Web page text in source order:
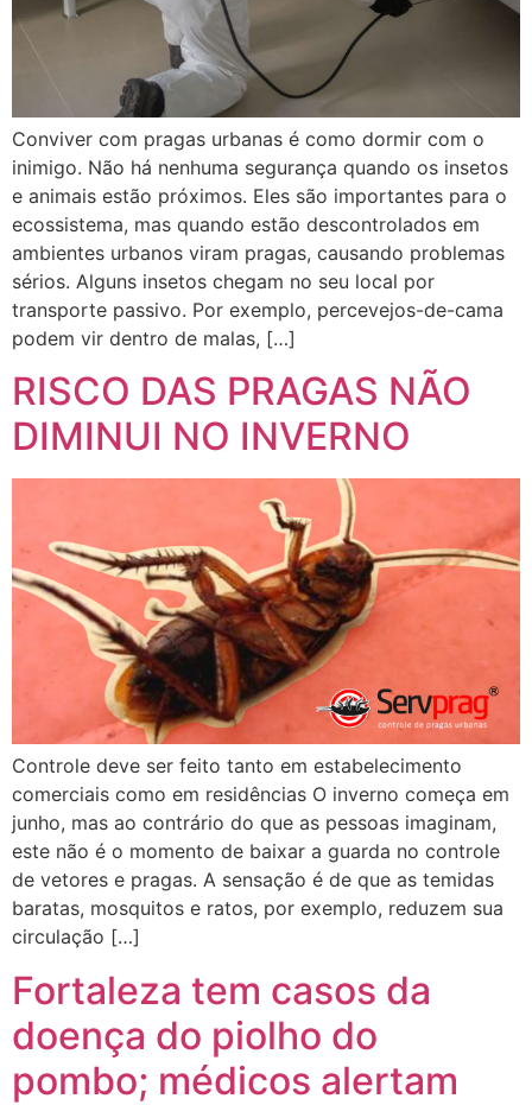
Conviver com pragas urbanas é como dormir com o
inimigo. Não há nenhuma segurança quando os insetos
e animais estão próximos. Eles são importantes para o
ecossistema, mas quando estão descontrolados em
ambientes urbanos viram pragas, causando problemas
sérios. Alguns insetos chegam no seu local por
transporte passivo. Por exemplo, percevejos-de-cama
podem vir dentro de malas, […]
RISCO DAS PRAGAS NÃO
DIMINUI NO INVERNO
Controle deve ser feito tanto em estabelecimento
comerciais como em residências O inverno começa em
junho, mas ao contrário do que as pessoas imaginam,
este não é o momento de baixar a guarda no controle
de vetores e pragas. A sensação é de que as temidas
baratas, mosquitos e ratos, por exemplo, reduzem sua
circulação […]
Fortaleza tem casos da
doença do piolho do
pombo; médicos alertam